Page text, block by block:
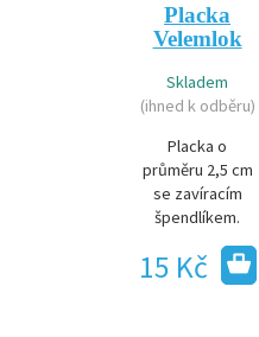
Placka
Velemlok
Skladem
(ihned k odběru)
Placka o
průměru 2,5 cm
se zavíracím
špendlíkem.
15 Kč